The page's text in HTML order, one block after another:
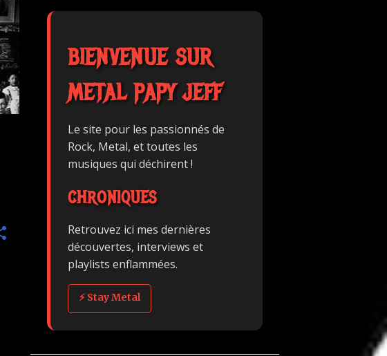
BIENVENUE SUR
METAL PAPY JEFF
Le site pour les passionnés de
Rock, Metal, et toutes les
musiques qui déchirent !
CHRONIQUES
Retrouvez ici mes dernières
découvertes, interviews et
playlists enflammées.
⚡ Stay Metal